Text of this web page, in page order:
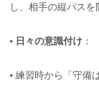
し、相手の縦パスを
• 日々の意識付け ：
• 練習時から「守備